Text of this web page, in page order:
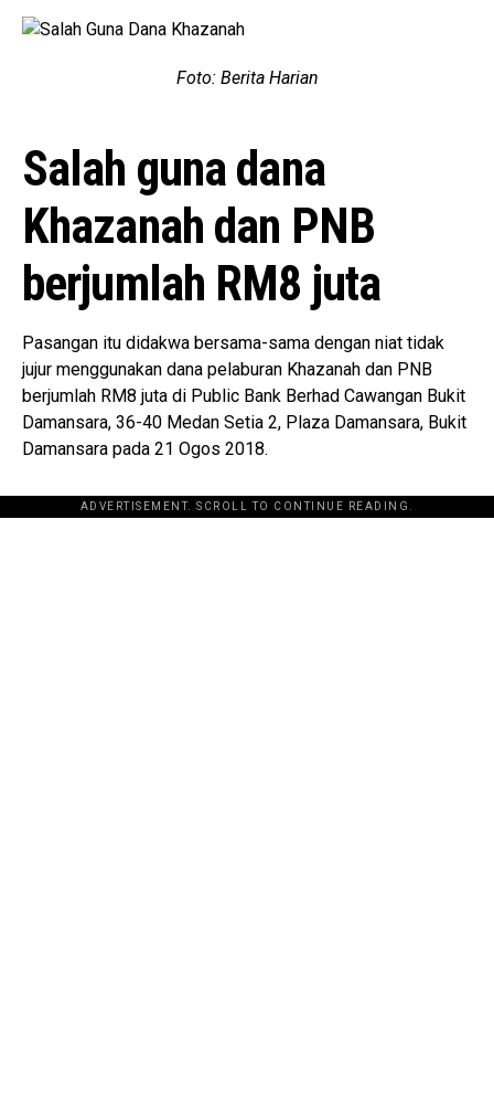
Foto: Berita Harian
Salah guna dana
Khazanah dan PNB
berjumlah RM8 juta
Pasangan itu didakwa bersama-sama dengan niat tidak
jujur menggunakan dana pelaburan Khazanah dan PNB
berjumlah RM8 juta di Public Bank Berhad Cawangan Bukit
Damansara, 36-40 Medan Setia 2, Plaza Damansara, Bukit
Damansara pada 21 Ogos 2018.
ADVERTISEMENT. SCROLL TO CONTINUE READING.